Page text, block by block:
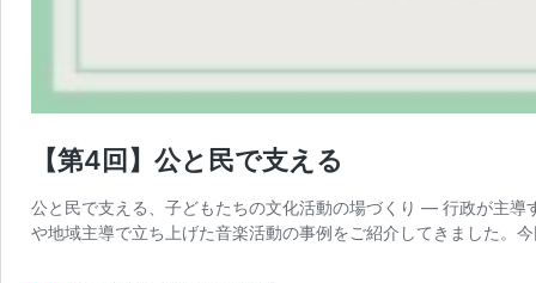
【第4回】公と民で支える
公と民で支える、子どもたちの文化活動の場づくり — 行政が主
や地域主導で立ち上げた音楽活動の事例をご紹介してきました。